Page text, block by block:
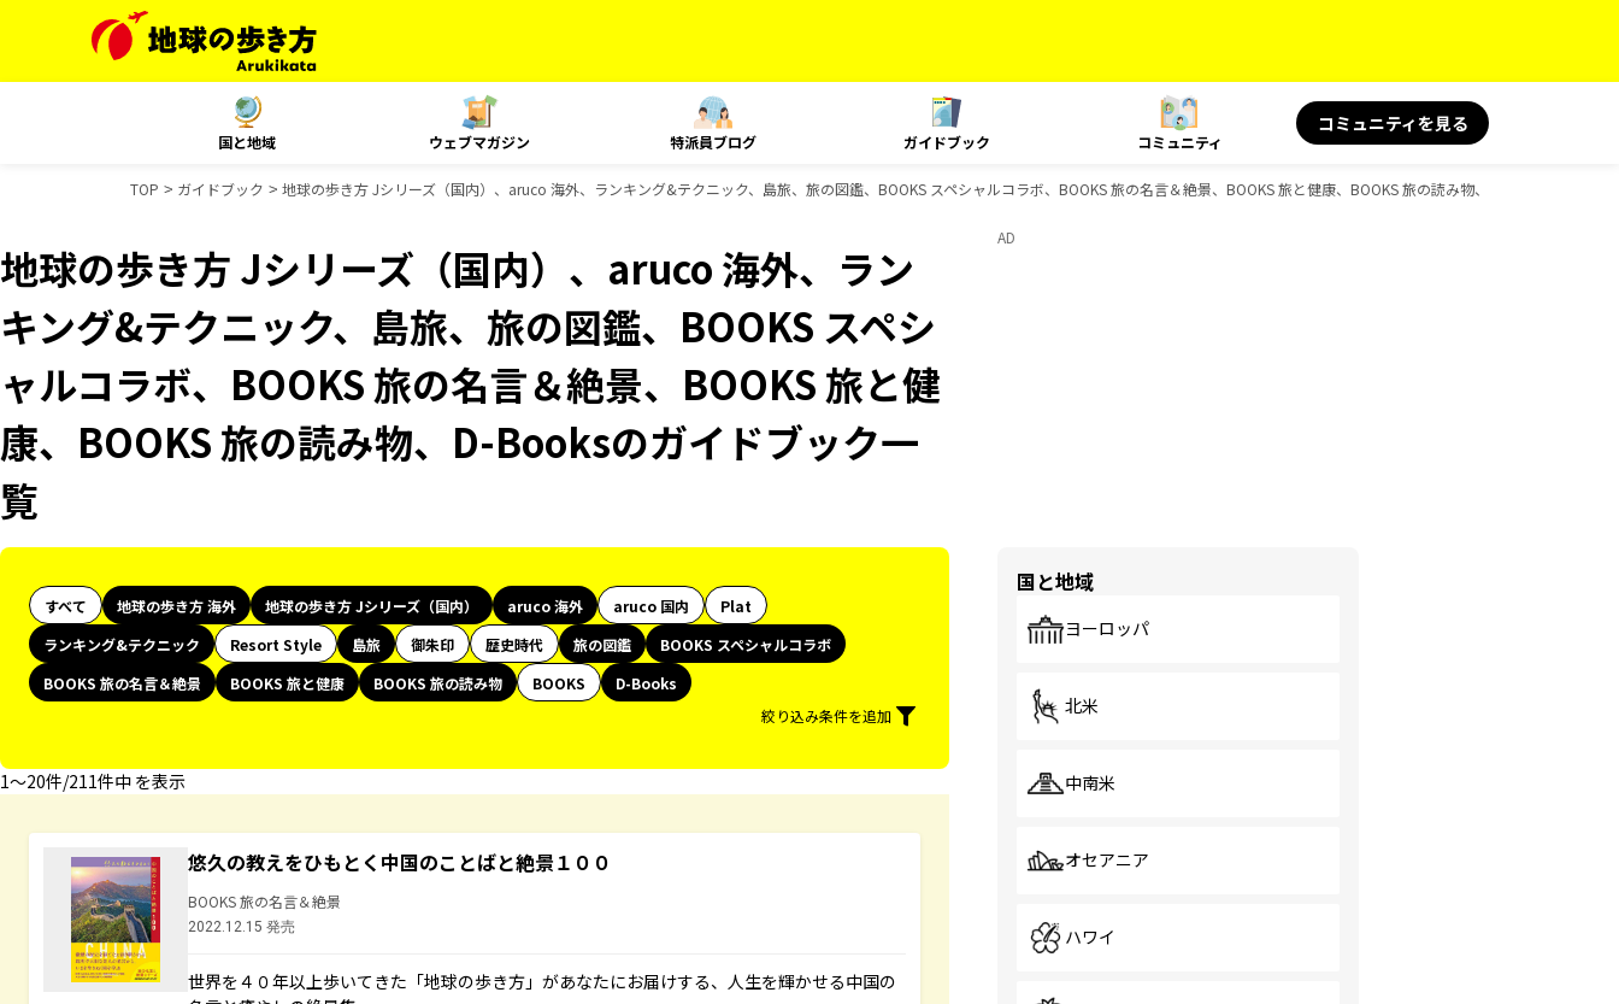
国と地域 ウェブマガジン 特派員ブログ ガイドブック コミュニティ
コミュニティを見る
TOP ガイドブック 地球の歩き方 Jシリーズ（国内）、aruco 海外、ランキング&テクニック、島旅、旅の図鑑、BOOKS スペシャルコラボ、BOOKS 旅の名言＆絶景、BOOKS 旅と健康、BOOKS 旅の読み物、D-Booksのガイド
地球の歩き方 Jシリーズ（国内）、aruco 海外、ラン
キング&テクニック、島旅、旅の図鑑、BOOKS スペシ
ャルコラボ、BOOKS 旅の名言＆絶景、BOOKS 旅と健
康、BOOKS 旅の読み物、D-Booksのガイドブック一
覧
すべて 地球の歩き方 海外 地球の歩き方 Jシリーズ（国内） aruco 海外 aruco 国内
Plat
ランキング&テクニック
Resort Style 島旅 御朱印 歴史時代 旅の図鑑
BOOKS スペシャルコラボ
BOOKS 旅の名言＆絶景
BOOKS 旅と健康 BOOKS 旅の読み物 BOOKS
D-Books
絞り込み条件を追加
1〜20件/211件中 を表示
悠久の教えをひもとく中国のことばと絶景１００
BOOKS 旅の名言＆絶景
2022.12.15 発売
世界を４０年以上歩いてきた「地球の歩き方」があなたにお届けする、人生を輝かせる中国の
AD
国と地域
ヨーロッパ
北米
中南米
オセアニア
ハワイ